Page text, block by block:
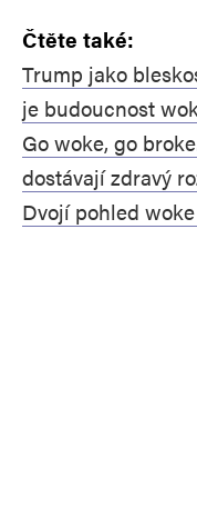
Čtěte také:
Trump jako
je budoucnost
Go woke, go
dostávají zdravý
Dvojí pohled